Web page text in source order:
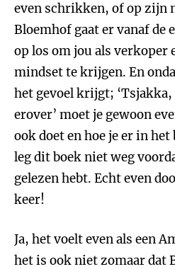
even schrikken, of op zijn
Bloemhof gaat er vanaf de
op los om jou als verkoper
mindset te krijgen. En
het gevoel krijgt; ‘Tsjakka,
erover’ moet je gewoon
ook doet en hoe je er in
leg dit boek niet weg
gelezen hebt. Echt even
keer!
Ja, het voelt even als een
het is ook niet zomaar dat